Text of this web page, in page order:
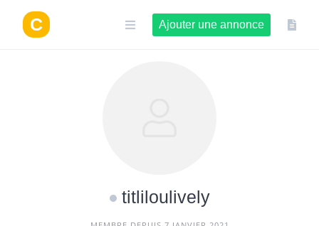
contenu
Ajouter une annonce
titliloulively